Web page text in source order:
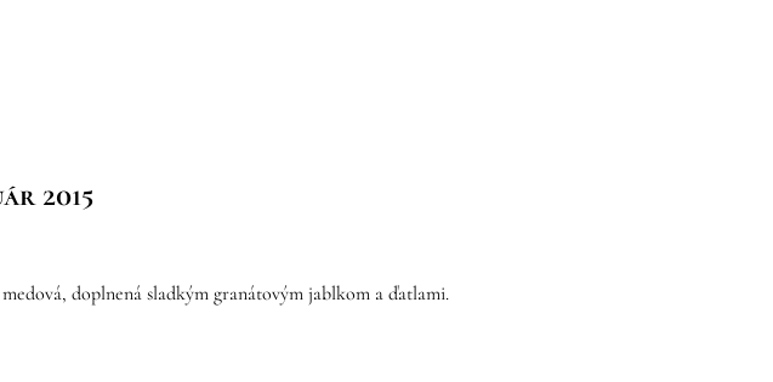
2015
doplnená sladkým granátovým jablkom a ďatlami.